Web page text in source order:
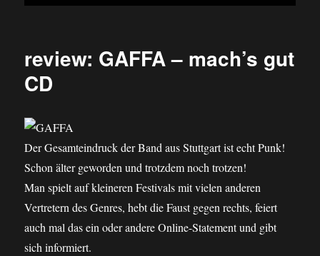
review: GAFFA – mach’s gut
CD
Der Gesamteindruck der Band aus Stuttgart ist echt Punk!
Schon älter geworden und trotzdem noch trotzen!
Man spielt auf kleineren Festivals mit vielen anderen
Vertretern des Genres, hebt die Faust gegen rechts, feiert
auch mal das ein oder andere Online-Statement und gibt
sich informiert.